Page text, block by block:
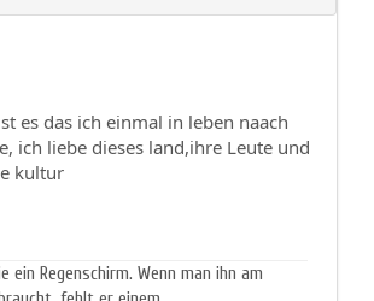
es das ich einmal in leben naach
ich liebe dieses land,ihre Leute und
kultur
ein Regenschirm. Wenn man ihn am